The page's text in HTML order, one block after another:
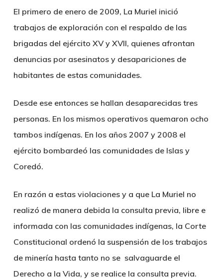
El primero de enero de 2009, La Muriel inició
trabajos de exploración con el respaldo de las
brigadas del ejército XV y XVII, quienes afrontan
denuncias por asesinatos y desapariciones de
habitantes de estas comunidades.
Desde ese entonces se hallan desaparecidas tres
personas. En los mismos operativos quemaron ocho
tambos indígenas. En los años 2007 y 2008 el
ejército bombardeó las comunidades de Islas y
Coredó.
En razón a estas violaciones y a que La Muriel no
realizó de manera debida la consulta previa, libre e
informada con las comunidades indígenas, la Corte
Constitucional ordenó la suspensión de los trabajos
de minería hasta tanto no se salvaguarde el
Derecho a la Vida, y se realice la consulta previa.